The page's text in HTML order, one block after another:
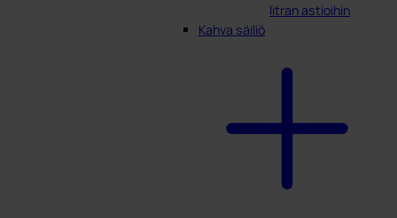
litran astioihin
Kahva säiliö